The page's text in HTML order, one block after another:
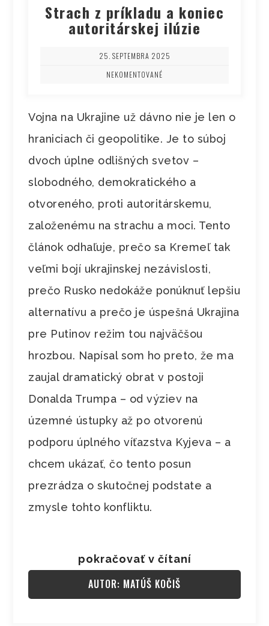
Strach z príkladu a koniec
autoritárskej ilúzie
25. SEPTEMBRA 2025
NEKOMENTOVANÉ
Vojna na Ukrajine už dávno nie je len o
hraniciach či geopolitike. Je to súboj
dvoch úplne odlišných svetov –
slobodného, demokratického a
otvoreného, proti autoritárskemu,
založenému na strachu a moci. Tento
článok odhaľuje, prečo sa Kremeľ tak
veľmi bojí ukrajinskej nezávislosti,
prečo Rusko nedokáže ponúknuť lepšiu
alternatívu a prečo je úspešná Ukrajina
pre Putinov režim tou najväčšou
hrozbou. Napísal som ho preto, že ma
zaujal dramatický obrat v postoji
Donalda Trumpa – od výziev na
územné ústupky až po otvorenú
podporu úplného víťazstva Kyjeva – a
chcem ukázať, čo tento posun
prezrádza o skutočnej podstate a
zmysle tohto konfliktu.
pokračovať v čítaní
AUTOR: MATÚŠ KOČIŠ